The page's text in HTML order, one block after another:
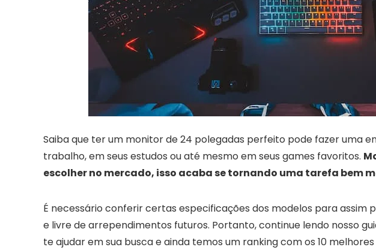
Saiba que ter um monitor de 24 polegadas perfeito pode fazer uma
trabalho, em seus estudos ou até mesmo em seus games favoritos.
escolher no mercado, isso acaba se tornando uma tarefa bem
É necessário conferir certas especificações dos modelos para
e livre de arrependimentos futuros. Portanto, continue lendo nosso
te ajudar em sua busca e ainda temos um ranking com os 10